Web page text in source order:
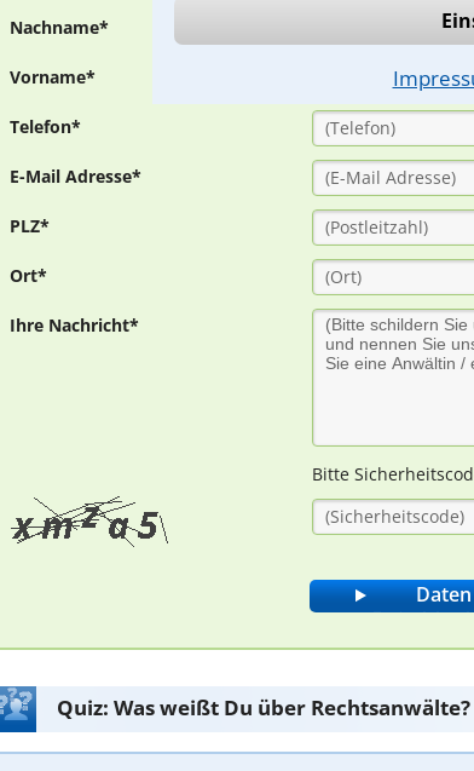
Nachname*
Vorname*
Telefon*
E-Mail Adresse*
PLZ*
Ort*
Ihre Nachricht*
Bitte
Quiz: Was weißt Du über Rechtsanwälte?